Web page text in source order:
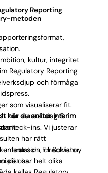
Reporting
metoden
kultur, integritet
Regulatory Reporting
och förmåga
som visualiserar fit.
klar senast dag 5.
check-ins. Vi justerar
checklistor
på oss.
när du anlitar Interim
har rätt
bransch. En Solvency
har helt olika